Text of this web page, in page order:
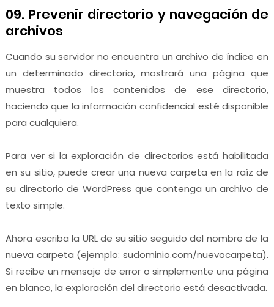
09. Prevenir directorio y navegación de
archivos
Cuando su servidor no encuentra un archivo de índice en
un determinado directorio, mostrará una página que
muestra todos los contenidos de ese directorio,
haciendo que la información confidencial esté disponible
para cualquiera.
Para ver si la exploración de directorios está habilitada
en su sitio, puede crear una nueva carpeta en la raíz de
su directorio de WordPress que contenga un archivo de
texto simple.
Ahora escriba la URL de su sitio seguido del nombre de la
nueva carpeta (ejemplo: sudominio.com/nuevocarpeta).
Si recibe un mensaje de error o simplemente una página
en blanco, la exploración del directorio está desactivada.